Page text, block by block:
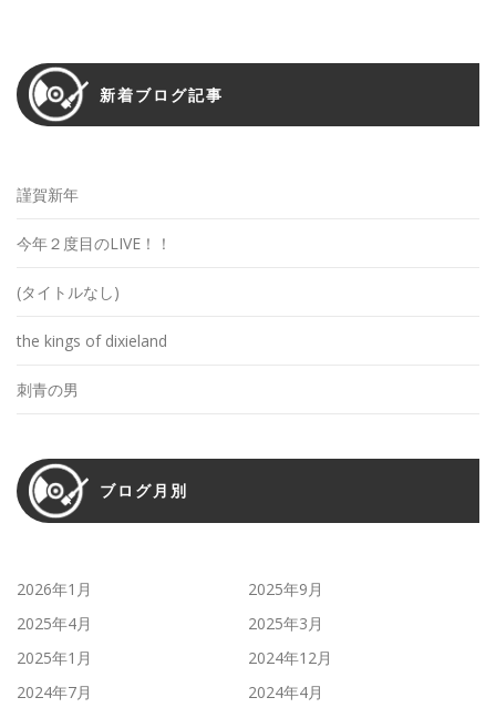
新着ブログ記事
謹賀新年
今年２度目のLIVE！！
(タイトルなし)
the kings of dixieland
刺青の男
ブログ月別
2026年1月
2025年9月
2025年4月
2025年3月
2025年1月
2024年12月
2024年7月
2024年4月